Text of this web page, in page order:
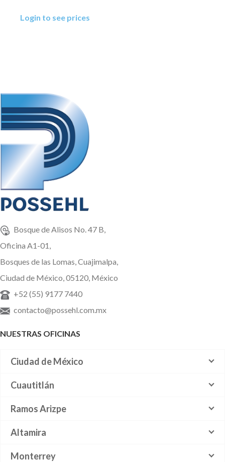
Login to see prices
Bosque de Alisos No. 47 B,
Oficina A1-01,
Bosques de las Lomas, Cuajimalpa,
Ciudad de México, 05120, México
+52 (55) 9177 7440
contacto@possehl.com.mx
NUESTRAS OFICINAS
Ciudad de México
Cuautitlán
Ramos Arizpe
Altamira
Monterrey